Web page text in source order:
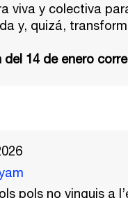
viva y colectiva
y, quizá,
del 14 de enero
pols no vinguis a